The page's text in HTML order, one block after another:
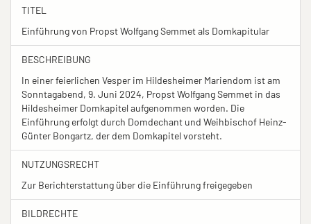
TITEL
Einführung von Propst Wolfgang Semmet als Domkapitular
BESCHREIBUNG
In einer feierlichen Vesper im Hildesheimer Mariendom ist am
Sonntagabend, 9. Juni 2024, Propst Wolfgang Semmet in das
Hildesheimer Domkapitel aufgenommen worden. Die
Einführung erfolgt durch Domdechant und Weihbischof Heinz-
Günter Bongartz, der dem Domkapitel vorsteht.
NUTZUNGSRECHT
Zur Berichterstattung über die Einführung freigegeben
BILDRECHTE